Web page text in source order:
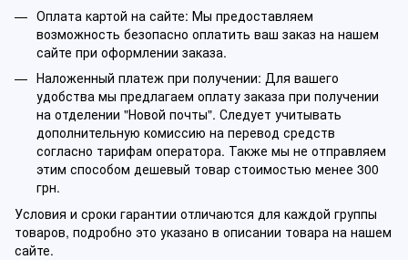
Оплата картой на сайте: Мы предоставляем
возможность безопасно оплатить ваш заказ на нашем
сайте при оформлении заказа.
Наложенный платеж при получении: Для вашего
удобства мы предлагаем оплату заказа при получении
на отделении "Новой почты". Следует учитывать
дополнительную комиссию на перевод средств
согласно тарифам оператора. Также мы не отправляем
этим способом дешевый товар стоимостью менее 300
грн.
Условия и сроки гарантии отличаются для каждой группы
товаров, подробно это указано в описании товара на нашем
сайте.